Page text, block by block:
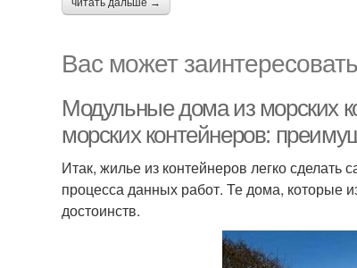
читать дальше →
Вас может заинтересовать
Модульные дома из морских
морских контейнеров:
Итак, жилье из контейнеров легко сделать
процесса данных работ. Те дома, которые
достоинств.